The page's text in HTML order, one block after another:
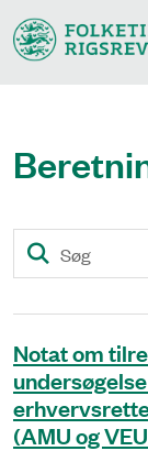
Notat om
(AMU og